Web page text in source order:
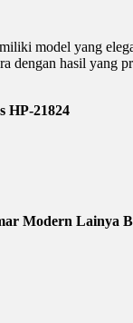
model yang
hasil yang
HP-21824
Modern Lainya